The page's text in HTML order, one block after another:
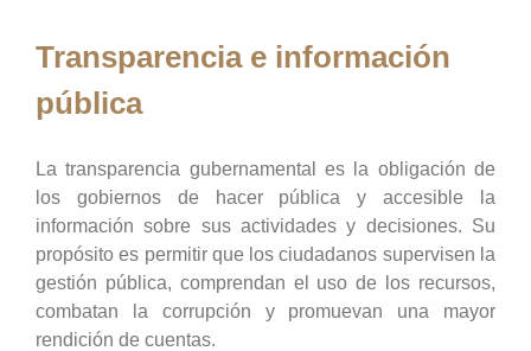
Transparencia e información
pública
La transparencia gubernamental es la obligación de
los gobiernos de hacer pública y accesible la
información sobre sus actividades y decisiones. Su
propósito es permitir que los ciudadanos supervisen la
gestión pública, comprendan el uso de los recursos,
combatan la corrupción y promuevan una mayor
rendición de cuentas.